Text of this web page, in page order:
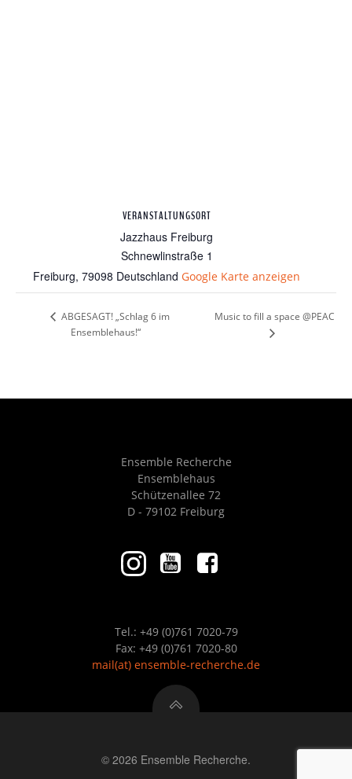
VERANSTALTUNGSORT
Jazzhaus Freiburg
Schnewlinstraße 1
Freiburg, 79098 Deutschland Google Karte anzeigen
ABGESAGT! „Schlag 6 im
Ensemblehaus!“
Music to fill a space @PEAC
Ensemble Recherche
Ensemblehaus
Schützenallee 72
D - 79102 Freiburg
Tel.: +49 (0)761 7020-79
Fax: +49 (0)761 7020-80
mail(at) ensemble-recherche.de
© 2026 Ensemble Recherche.